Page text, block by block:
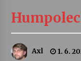
4.
Axl 1. 6.